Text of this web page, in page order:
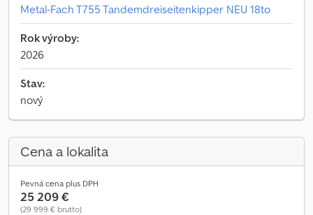
Metal-Fach T755 Tandemdreiseitenkipper NEU 18to
Rok výroby:
2026
Stav:
nový
Cena a lokalita
Pevná cena plus DPH
25 209 €
(29 999 € brutto)